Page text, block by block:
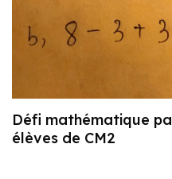
Défi mathématique
élèves de CM2